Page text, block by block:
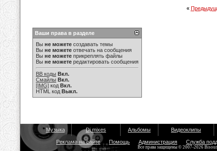
«
Ваши права в разделе
Вы не можете создавать темы
Вы не можете отвечать на сообщения
Вы не можете прикреплять файлы
Вы не можете редактировать сообщения
BB коды Вкл.
Смайлы Вкл.
[IMG] код Вкл.
HTML код Выкл.
Музыка Dj mixes Альбомы Видеоклипы
Реклама на сайте Помощь Администрация Служба
Все права защищены © 2007-2026